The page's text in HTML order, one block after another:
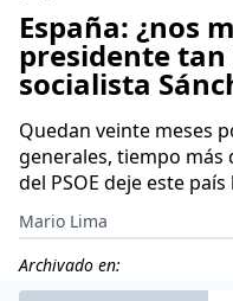
España: ¿nos
presidente
socialista
Quedan veinte meses
generales, tiempo más
del PSOE deje este
Mario Lima
Archivado en: